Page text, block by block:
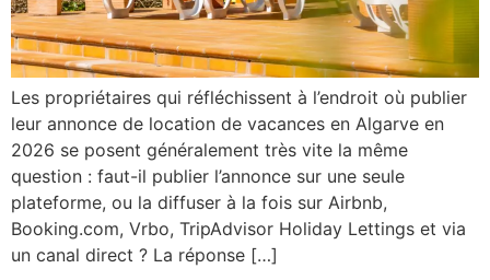
Les propriétaires qui réfléchissent à l’endroit où publier
leur annonce de location de vacances en Algarve en
2026 se posent généralement très vite la même
question : faut-il publier l’annonce sur une seule
plateforme, ou la diffuser à la fois sur Airbnb,
Booking.com, Vrbo, TripAdvisor Holiday Lettings et via
un canal direct ? La réponse […]